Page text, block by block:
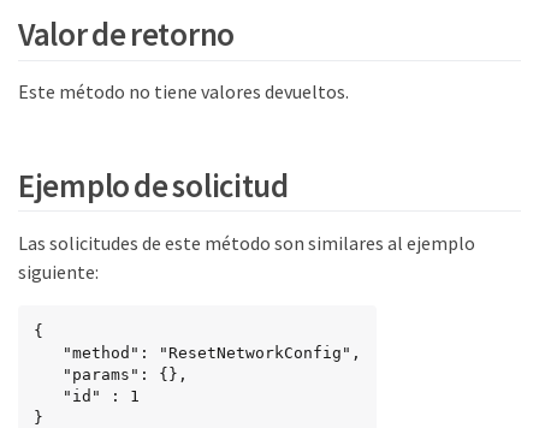
Valor de retorno
Este método no tiene valores devueltos.
Ejemplo de solicitud
Las solicitudes de este método son similares al ejemplo
siguiente:
{
}